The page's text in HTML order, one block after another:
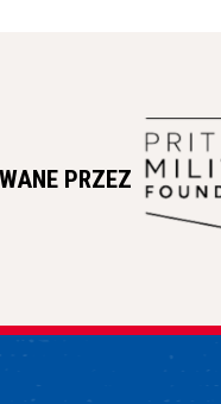
PRZEZ